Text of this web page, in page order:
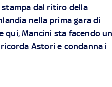
dal ritiro della
nella prima gara di
qui, Mancini sta facendo un
Astori e condanna i